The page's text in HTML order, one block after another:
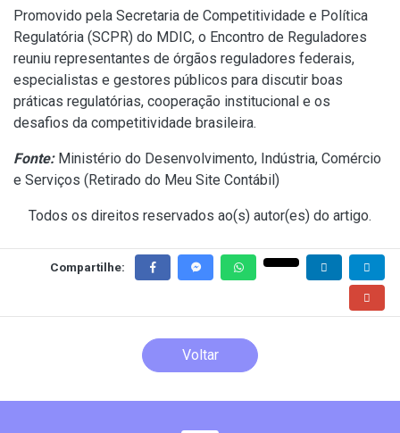
Promovido pela Secretaria de Competitividade e Política
Regulatória (SCPR) do MDIC, o Encontro de Reguladores
reuniu representantes de órgãos reguladores federais,
especialistas e gestores públicos para discutir boas
práticas regulatórias, cooperação institucional e os
desafios da competitividade brasileira.
Fonte:Ministério do Desenvolvimento, Indústria, Comércio
e Serviços (Retirado do Meu Site Contábil)
Todos os direitos reservados ao(s) autor(es) do artigo.
Compartilhe:
Voltar